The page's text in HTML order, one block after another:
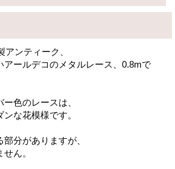
ンティーク、
アールデコのメタルレース、0.8mで
色のレースは、
な花模様です。
分がありますが、
ん。